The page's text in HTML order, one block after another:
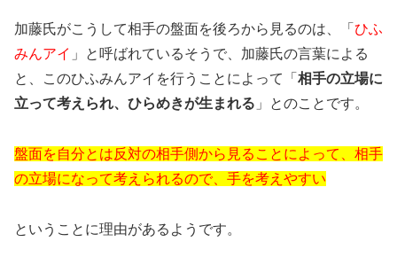
加藤氏がこうして相手の盤面を後ろから見るのは、「 ひふ
みんアイ 」と呼ばれているそうで、加藤氏の言葉による
と、このひふみんアイを行うことによって「 相手の立場に
立って考えられ、ひらめきが生まれる 」とのことです。
盤面を自分とは反対の相手側から見ることによって、相手
の立場になって考えられるので、手を考えやすい
ということに理由があるようです。